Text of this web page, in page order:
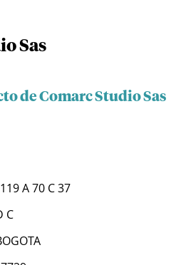
Sas
de Comarc Studio Sas
A 70 C 37
C